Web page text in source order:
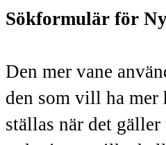
Sökformulär för
Den mer vane
den som vill ha mer
ställas när det